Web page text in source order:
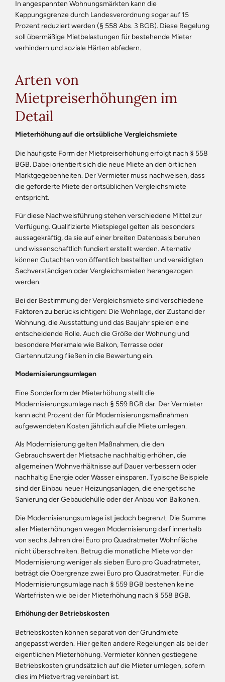
In angespannten Wohnungsmärkten kann die
Kappungsgrenze durch Landesverordnung sogar auf 15
Prozent reduziert werden (§ 558 Abs. 3 BGB). Diese Regelung
soll übermäßige Mietbelastungen für bestehende Mieter
verhindern und soziale Härten abfedern.
Arten von
Mietpreiserhöhungen im
Detail
Mieterhöhung auf die ortsübliche Vergleichsmiete
Die häufigste Form der Mietpreiserhöhung erfolgt nach § 558
BGB. Dabei orientiert sich die neue Miete an den örtlichen
Marktgegebenheiten. Der Vermieter muss nachweisen, dass
die geforderte Miete der ortsüblichen Vergleichsmiete
entspricht.
Für diese Nachweisführung stehen verschiedene Mittel zur
Verfügung. Qualifizierte Mietspiegel gelten als besonders
aussagekräftig, da sie auf einer breiten Datenbasis beruhen
und wissenschaftlich fundiert erstellt werden. Alternativ
können Gutachten von öffentlich bestellten und vereidigten
Sachverständigen oder Vergleichsmieten herangezogen
werden.
Bei der Bestimmung der Vergleichsmiete sind verschiedene
Faktoren zu berücksichtigen: Die Wohnlage, der Zustand der
Wohnung, die Ausstattung und das Baujahr spielen eine
entscheidende Rolle. Auch die Größe der Wohnung und
besondere Merkmale wie Balkon, Terrasse oder
Gartennutzung fließen in die Bewertung ein.
Modernisierungsumlagen
Eine Sonderform der Mieterhöhung stellt die
Modernisierungsumlage nach § 559 BGB dar. Der Vermieter
kann acht Prozent der für Modernisierungsmaßnahmen
aufgewendeten Kosten jährlich auf die Miete umlegen.
Als Modernisierung gelten Maßnahmen, die den
Gebrauchswert der Mietsache nachhaltig erhöhen, die
allgemeinen Wohnverhältnisse auf Dauer verbessern oder
nachhaltig Energie oder Wasser einsparen. Typische Beispiele
sind der Einbau neuer Heizungsanlagen, die energetische
Sanierung der Gebäudehülle oder der Anbau von Balkonen.
Die Modernisierungsumlage ist jedoch begrenzt. Die Summe
aller Mieterhöhungen wegen Modernisierung darf innerhalb
von sechs Jahren drei Euro pro Quadratmeter Wohnfläche
nicht überschreiten. Betrug die monatliche Miete vor der
Modernisierung weniger als sieben Euro pro Quadratmeter,
beträgt die Obergrenze zwei Euro pro Quadratmeter. Für die
Modernisierungsumlage nach § 559 BGB bestehen keine
Wartefristen wie bei der Mieterhöhung nach § 558 BGB.
Erhöhung der Betriebskosten
Betriebskosten können separat von der Grundmiete
angepasst werden. Hier gelten andere Regelungen als bei der
eigentlichen Mieterhöhung. Vermieter können gestiegene
Betriebskosten grundsätzlich auf die Mieter umlegen, sofern
dies im Mietvertrag vereinbart ist.